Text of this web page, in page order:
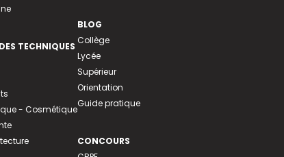
TECHNIQUES
- Cosmétique
BLOG
Collège
Lycée
Supérieur
Orientation
Guide pratique
CONCOURS